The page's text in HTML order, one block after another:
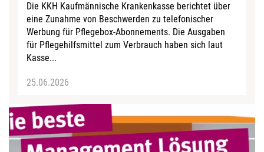
Die KKH Kaufmännische Krankenkasse berichtet über
eine Zunahme von Beschwerden zu telefonischer
Werbung für Pflegebox-Abonnements. Die Ausgaben
für Pflegehilfsmittel zum Verbrauch haben sich laut
Kasse...
25.06.2026